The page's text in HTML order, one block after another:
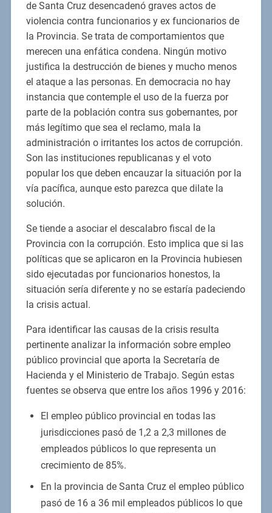
de Santa Cruz desencadenó graves actos de
violencia contra funcionarios y ex funcionarios de
la Provincia. Se trata de comportamientos que
merecen una enfática condena. Ningún motivo
justifica la destrucción de bienes y mucho menos
el ataque a las personas. En democracia no hay
instancia que contemple el uso de la fuerza por
parte de la población contra sus gobernantes, por
más legítimo que sea el reclamo, mala la
administración o irritantes los actos de corrupción.
Son las instituciones republicanas y el voto
popular los que deben encauzar la situación por la
vía pacífica, aunque esto parezca que dilate la
solución.
Se tiende a asociar el descalabro fiscal de la
Provincia con la corrupción. Esto implica que si las
políticas que se aplicaron en la Provincia hubiesen
sido ejecutadas por funcionarios honestos, la
situación sería diferente y no se estaría padeciendo
la crisis actual.
Para identificar las causas de la crisis resulta
pertinente analizar la información sobre empleo
público provincial que aporta la Secretaría de
Hacienda y el Ministerio de Trabajo. Según estas
fuentes se observa que entre los años 1996 y 2016:
El empleo público provincial en todas las
jurisdicciones pasó de 1,2 a 2,3 millones de
empleados públicos lo que representa un
crecimiento de 85%.
En la provincia de Santa Cruz el empleo público
pasó de 16 a 36 mil empleados públicos lo que